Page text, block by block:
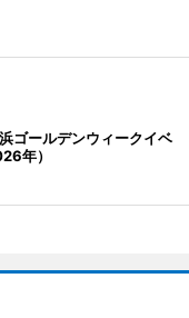
ゴールデンウィークイベ
年）